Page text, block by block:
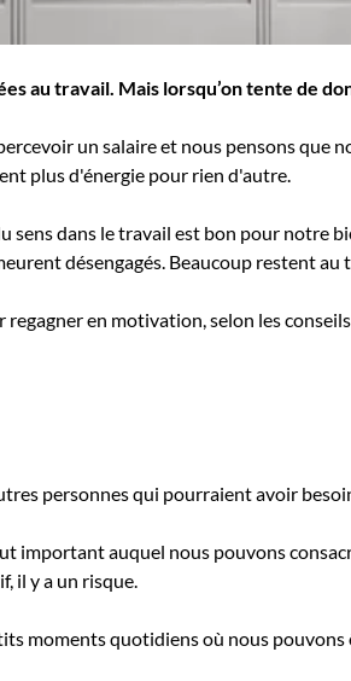
au travail. Mais lorsqu’on tente de
un salaire et nous pensons
plus d'énergie pour rien d'autre.
sens dans le travail est bon pour notre
désengagés. Beaucoup restent au
en motivation, selon les
personnes qui pourraient avoir
important auquel nous pouvons
il y a un risque.
moments quotidiens où nous